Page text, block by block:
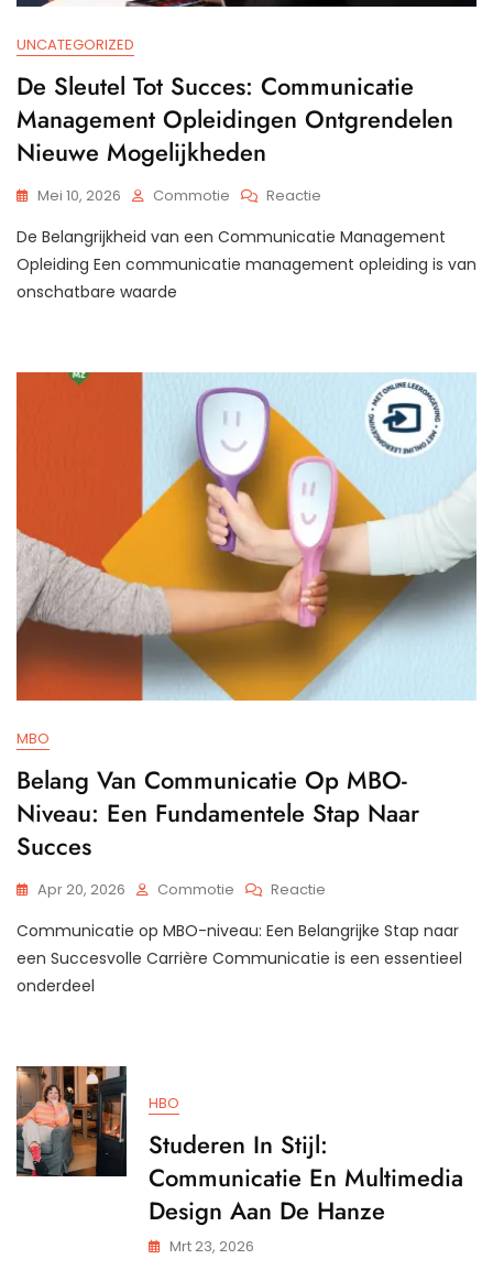
UNCATEGORIZED
De Sleutel Tot Succes: Communicatie
Management Opleidingen Ontgrendelen
Nieuwe Mogelijkheden
Mei 10, 2026 Commotie Reactie
Sleutel
Tot
Ontgrendelen
Nieuwe
Mogelijkheden
De Belangrijkheid van een Communicatie Management
Opleiding Een communicatie management opleiding is van
onschatbare waarde
MBO
Belang Van Communicatie Op MBO-
Niveau: Een Fundamentele Stap Naar
Succes
Apr 20, 2026 Commotie Reactie
Van
Communicatie
Communicatie op MBO-niveau: Een Belangrijke Stap naar
een Succesvolle Carrière Communicatie is een essentieel
onderdeel
HBO
Studeren In Stijl:
Communicatie En Multimedia
Design Aan De Hanze
Mrt 23, 2026